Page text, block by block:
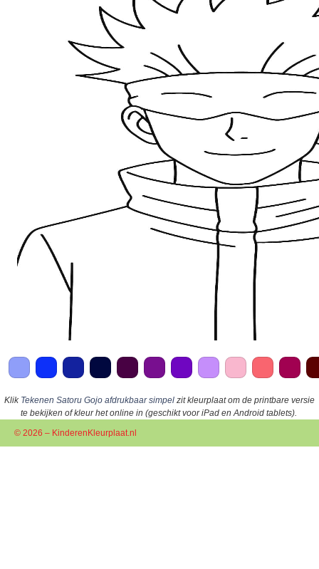
Klik Tekenen Satoru Gojo afdrukbaar simpel zit kleurplaat om de printbare versie
te bekijken of kleur het online in (geschikt voor iPad en Android tablets).
© 2026 – KinderenKleurplaat.nl